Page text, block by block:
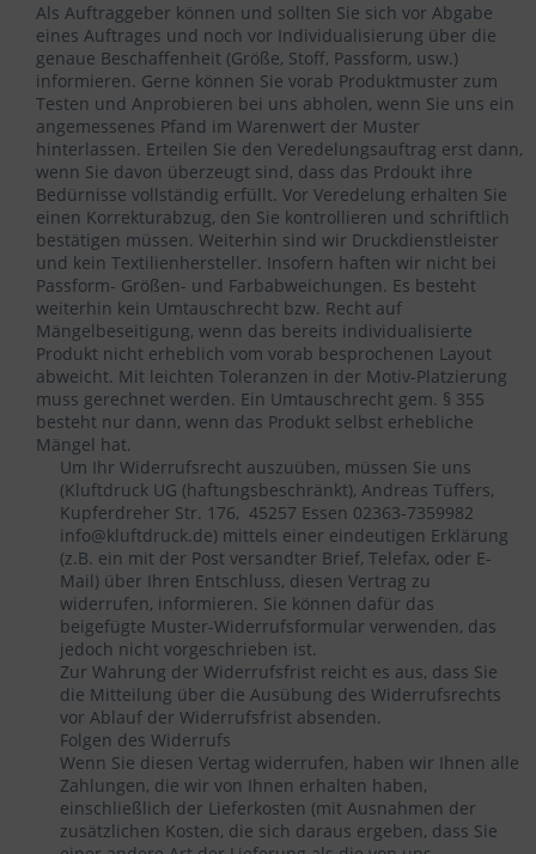
Als Auftraggeber können und sollten Sie sich vor Abgabe
eines Auftrages und noch vor Individualisierung über die
genaue Beschaffenheit (Größe, Stoff, Passform, usw.)
informieren. Gerne können Sie vorab Produktmuster zum
Testen und Anprobieren bei uns abholen, wenn Sie uns ein
angemessenes Pfand im Warenwert der Muster
hinterlassen. Erteilen Sie den Veredelungsauftrag erst dann,
wenn Sie davon überzeugt sind, dass das Prdoukt ihre
Bedürnisse vollständig erfüllt. Vor Veredelung erhalten Sie
einen Korrekturabzug, den Sie kontrollieren und schriftlich
bestätigen müssen. Weiterhin sind wir Druckdienstleister
und kein Textilienhersteller. Insofern haften wir nicht bei
Passform- Größen- und Farbabweichungen. Es besteht
weiterhin kein Umtauschrecht bzw. Recht auf
Mängelbeseitigung, wenn das bereits individualisierte
Produkt nicht erheblich vom vorab besprochenen Layout
abweicht. Mit leichten Toleranzen in der Motiv-Platzierung
muss gerechnet werden. Ein Umtauschrecht gem. § 355
besteht nur dann, wenn das Produkt selbst erhebliche
Mängel hat.
Um Ihr Widerrufsrecht auszuüben, müssen Sie uns
(Kluftdruck UG (haftungsbeschränkt), Andreas Tüffers,
Kupferdreher Str. 176, 45257 Essen 02363-7359982
info@kluftdruck.de) mittels einer eindeutigen Erklärung
(z.B. ein mit der Post versandter Brief, Telefax, oder E-
Mail) über Ihren Entschluss, diesen Vertrag zu
widerrufen, informieren. Sie können dafür das
beigefügte Muster-Widerrufsformular verwenden, das
jedoch nicht vorgeschrieben ist.
Zur Wahrung der Widerrufsfrist reicht es aus, dass Sie
die Mitteilung über die Ausübung des Widerrufsrechts
vor Ablauf der Widerrufsfrist absenden.
Folgen des Widerrufs
Wenn Sie diesen Vertag widerrufen, haben wir Ihnen alle
Zahlungen, die wir von Ihnen erhalten haben,
einschließlich der Lieferkosten (mit Ausnahmen der
zusätzlichen Kosten, die sich daraus ergeben, dass Sie